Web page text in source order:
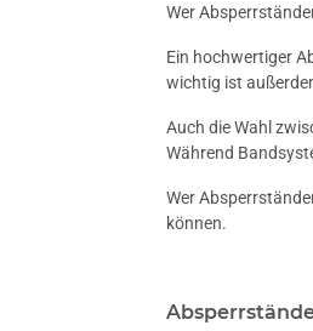
Wer
Ein hochwertiger
wichtig ist
Auch die Wahl
Während
Wer
können.